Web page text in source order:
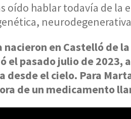
oído hablar todavía de la
nacieron en Castelló de
el pasado julio de 2023,
desde el cielo. Para
de un medicamento